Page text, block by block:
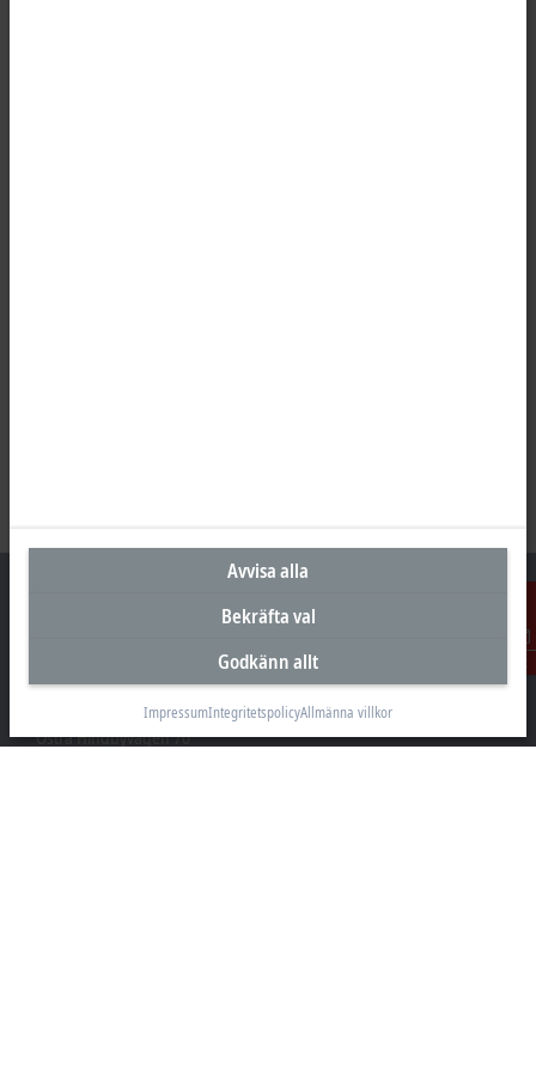
Kontakt
Beckhoff Automation AB
Östra Hindbyvägen 70
Avvisa alla
Bekräfta val
Godkänn allt
ImpressumIntegritetspolicyAllmänna villkor